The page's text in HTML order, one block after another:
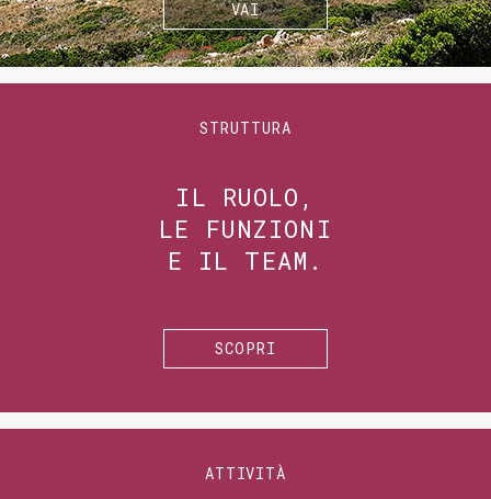
VAI
STRUTTURA
IL RUOLO,
LE FUNZIONI
E IL TEAM.
SCOPRI
ATTIVITÀ